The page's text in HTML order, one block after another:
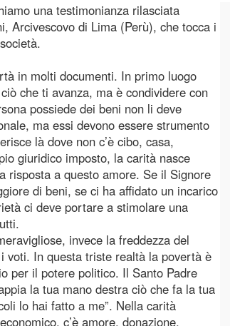
una testimonianza rilasciata
Arcivescovo di Lima (Perù), che tocca i
in molti documenti. In primo luogo
che ti avanza, ma è condividere con
possiede dei beni non li deve
ma essi devono essere strumento
là dove non c’è cibo, casa,
giuridico imposto, la carità nasce
risposta a questo amore. Se il Signore
di beni, se ci ha affidato un incarico
ci deve portare a stimolare una
invece la freddezza del
voti. In questa triste realtà la povertà è
per il potere politico. Il Santo Padre
la tua mano destra ciò che fa la tua
lo hai fatto a me”. Nella carità
c’è amore, donazione,